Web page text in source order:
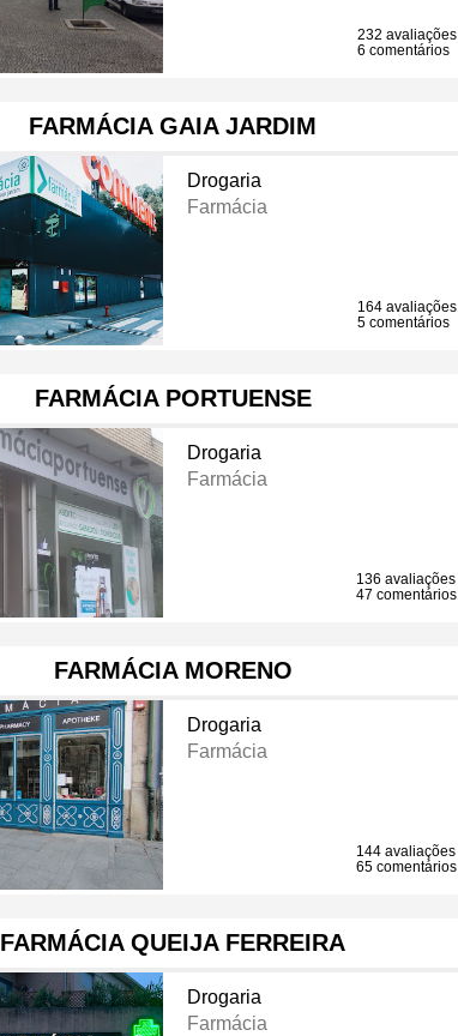
232 avaliações
6 comentários
FARMÁCIA GAIA JARDIM
Drogaria
Farmácia
164 avaliações
5 comentários
FARMÁCIA PORTUENSE
Drogaria
Farmácia
136 avaliações
47 comentários
FARMÁCIA MORENO
Drogaria
Farmácia
144 avaliações
65 comentários
FARMÁCIA QUEIJA FERREIRA
Drogaria
Farmácia